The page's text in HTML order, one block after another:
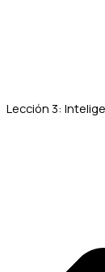
Lección 3: